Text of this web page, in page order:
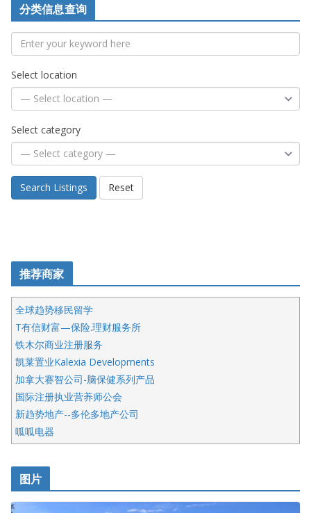
分类信息查询
Select location
Select category
Search Listings Reset
推荐商家
全球趋势移民留学
T有信财富—保险.理财服务所
铁木尔商业注册服务
凯莱置业Kalexia Developments
加拿大赛智公司-脑保健系列产品
国际注册执业营养师公会
新趋势地产--多伦多地产公司
呱呱电器
开明车行KS CAR SALES & SERVICE
皇后金融集团
铁木尔商业注册服务
图片